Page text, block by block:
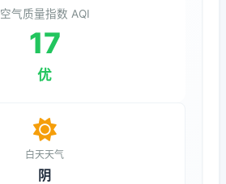
空气质量指数 AQI
17
优
白天天气
阴